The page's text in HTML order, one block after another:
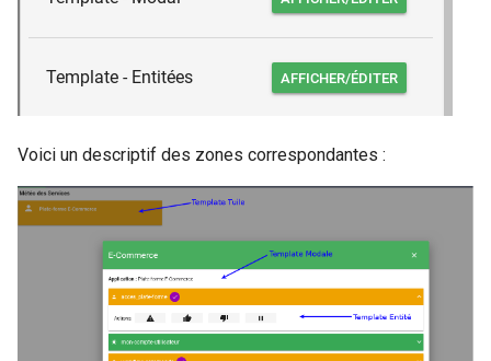
Voici un descriptif des zones correspondantes :